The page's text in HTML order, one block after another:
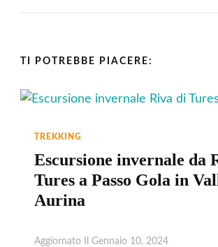
TI POTREBBE PIACERE:
TREKKING
Escursione invernale da
Tures a Passo Gola in
Aurina
Aggiornato Il Gennaio 10, 2024